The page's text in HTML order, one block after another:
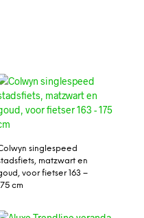
singlespeed
matzwart en
voor fietser 163 –
cm